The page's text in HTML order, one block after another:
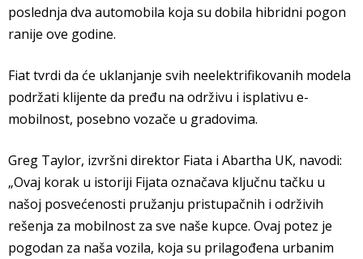
poslednja dva automobila koja su dobila hibridni pogon
ranije ove godine.
Fiat tvrdi da će uklanjanje svih neelektrifikovanih modela
podržati klijente da pređu na održivu i isplativu e-
mobilnost, posebno vozače u gradovima.
Greg Taylor, izvršni direktor Fiata i Abartha UK, navodi:
„Ovaj korak u istoriji Fijata označava ključnu tačku u
našoj posvećenosti pružanju pristupačnih i održivih
rešenja za mobilnost za sve naše kupce. Ovaj potez je
pogodan za naša vozila, koja su prilagođena urbanim